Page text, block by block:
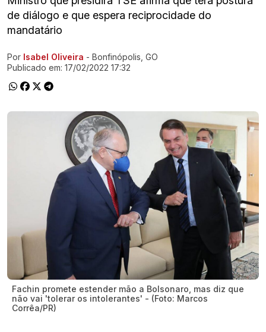
de diálogo e que espera reciprocidade do
mandatário
Ir direto pra matéria
Por Isabel Oliveira - Bonfinópolis, GO
Publicado em: 17/02/2022 17:32
Fachin promete estender mão a Bolsonaro, mas diz que
não vai 'tolerar os intolerantes' - (Foto: Marcos
Corrêa/PR)